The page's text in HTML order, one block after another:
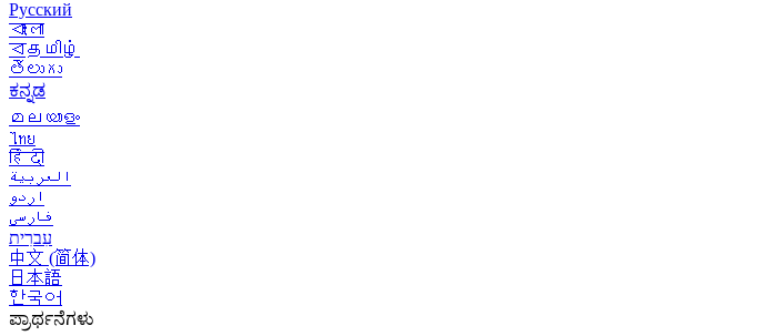
Русский
বাংলা
বதமிழ்
తెలుగు
ಕನ್ನಡ
മലയാളം
ไทย
हिंदी
العربية
اردو
فارسی
עִברִית
中文 (简体)
日本語
한국어
ಪ್ರಾರ್ಥನೆಗಳು